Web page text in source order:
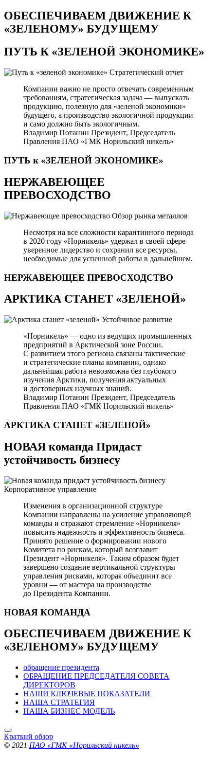
ОБЕСПЕЧИВАЕМ ДВИЖЕНИЕ К
«ЗЕЛЕНОМУ» БУДУЩЕМУ
ПУТЬ К«ЗЕЛЕНОЙ ЭКОНОМИКЕ»
Стратегический отчет
Компании важно не просто отвечать современным
требованиям, стратегическая задача — выпускать
продукцию, полезную для «зеленой экономики»
будущего, а производство экологичной продукции
и само должно быть экологичным.
Владимир Потанин Президент, Председатель
Правления ПАО «ГМК Норильский никель»
ПУТЬ к «ЗЕЛЕНОЙ ЭКОНОМИКЕ»
НЕРЖАВЕЮЩЕЕ
ПРЕВОСХОДСТВО
Обзор рынка металлов
Несмотря на все сложности карантинного периода
в 2020 году «Норникель» удержал в своей сфере
уверенное лидерство и сохранил все ресурсы,
необходимые для успешной работы в дальнейшем.
НЕРЖАВЕЮЩЕЕ ПРЕВОСХОДСТВО
АРКТИКА СТАНЕТ «ЗЕЛЕНОЙ»
Устойчивое развитие
«Норникель» — одно из ведущих промышленных
предприятий в Арктической зоне России.
С развитием этого региона связаны тактические
и стратегические планы компании, однако
дальнейшая работа невозможна без глубокого
изучения Арктики, получения актуальных
и достоверных научных знаний.
Владимир Потанин Президент, Председатель
Правления ПАО «ГМК Норильский никель»
АРКТИКА СТАНЕТ «ЗЕЛЕНОЙ»
НОВАЯ команда Придаст
устойчивость бизнесу
Корпоративное управление
Изменения в организационной структуре
Компании направлены на усиление управляющей
команды и отражают стремление «Норникеля»
повысить надежность и эффективность бизнеса.
Принято решение о формировании нового
Комитета по рискам, который возглавит
Президент «Норникеля». Таким образом будет
завершено создание вертикальной структуры
управления рисками, которая объединит все
уровни — от мастера на производстве
до Президента Компании.
НОВАЯ КОМАНДА
ОБЕСПЕЧИВАЕМ ДВИЖЕНИЕ К
«ЗЕЛЕНОМУ» БУДУЩЕМУ
обращение президента
ОБРАЩЕНИЕ ПРЕДСЕДАТЕЛЯ СОВЕТА
ДИРЕКТОРОВ
НАШИ КЛЮЧЕВЫЕ ПОКАЗАТЕЛИ
НАША СТРАТЕГИЯ
НАША БИЗНЕС МОДЕЛЬ
Краткий обзор
© 2021 ПАО «ГМК «Норильский никель»